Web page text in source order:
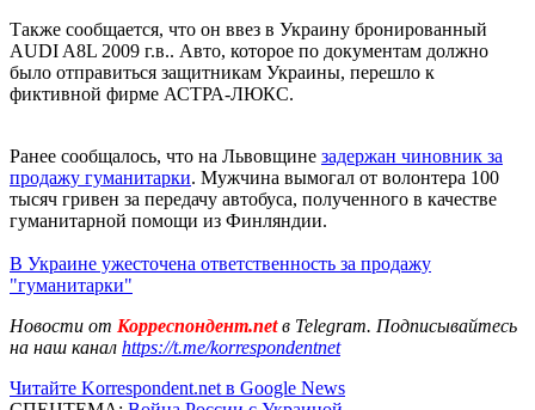
Также сообщается, что он ввез в Украину бронированный
AUDI A8L 2009 г.в.. Авто, которое по документам должно
было отправиться защитникам Украины, перешло к
фиктивной фирме АСТРА-ЛЮКС.
Ранее сообщалось, что на Львовщине задержан чиновник за
продажу гуманитарки. Мужчина вымогал от волонтера 100
тысяч гривен за передачу автобуса, полученного в качестве
гуманитарной помощи из Финляндии.
В Украине ужесточена ответственность за продажу
"гуманитарки"
Новости от Корреспондент.netв Telegram. Подписывайтесь
на наш канал https://t.me/korrespondentnet
Читайте Korrespondent.net в Google News